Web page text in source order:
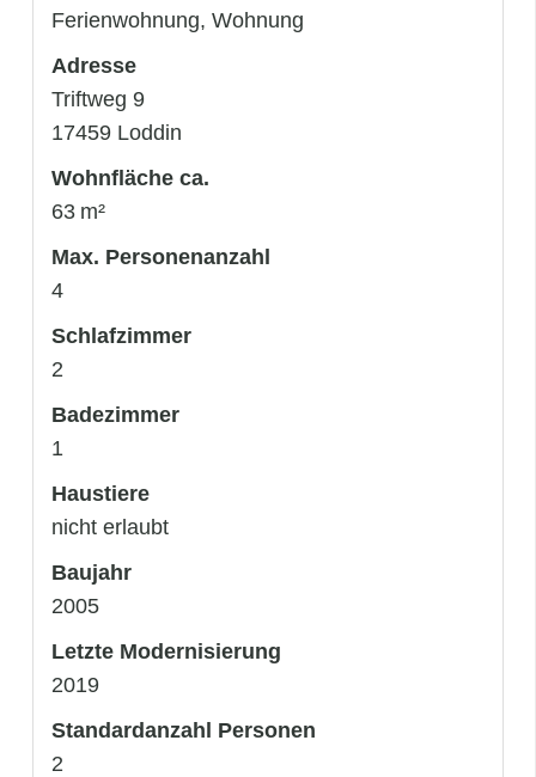
Ferienwohnung, Wohnung
Adresse
Triftweg 9
17459 Loddin
Wohnfläche ca.
63 m²
Max. Personenanzahl
4
Schlafzimmer
2
Badezimmer
1
Haustiere
nicht erlaubt
Baujahr
2005
Letzte Modernisierung
2019
Standardanzahl Personen
2